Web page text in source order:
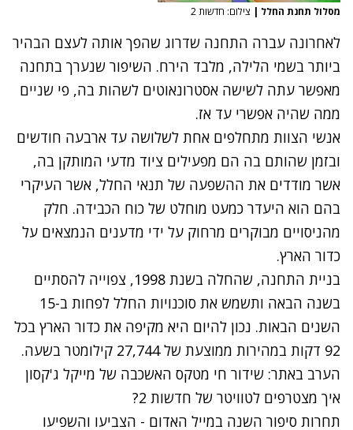
מסלול תחנת החלל | צילום: חדשות 2
לאחרונה עברה התחנה שדרוג שהפך אותה לעצם הבהיר
ביותר בשמי הלילה, מלבד הירח. השיפור שנערך בתחנה
מאפשר עתה לשישה אסטרונאוטים לשהות בה, פי שניים
ממה שהיה אפשרי עד אז.
אנשי הצוות מתחלפים אחת לשלושה עד ארבעה חודשים
ובזמן שהותם בה הם מפעילים ציוד מדעי המותקן בה,
אשר מודדים את ההשפעה של תנאי החלל, אשר העיקרי
בהם הוא היעדר כמעט מוחלט של כוח הכבידה. חלק
מהניסויים מבוקרים מרחוק על ידי מדענים הנמצאים על
כדור הארץ.
בניית התחנה, שהחלה בשנת 1998, צפוייה להסתיים
בשנה הבאה ותשמש את סוכנויות החלל לפחות ב-15
השנים הבאות. נכון להיום היא מקיפה את כדור הארץ בכל
92 דקות במהירות ממוצעת של 27,744 קילומטר בשעה.
הערב באתר: שידור חי מטקס האשכבה של מייקל ג'קסון
איך מצטרפים לטוויטר של חדשות 2?
תחרות סיפור השנה במייל האדום - הצביעו והשפיעו